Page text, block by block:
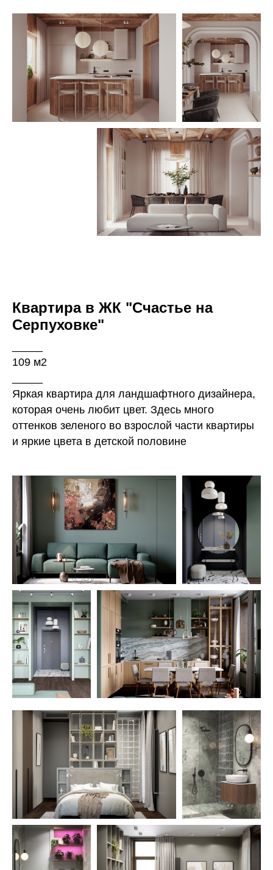
Квартира в ЖК "Счастье на
Серпуховке"
109 м2
Яркая квартира для ландшафтного дизайнера,
которая очень любит цвет. Здесь много
оттенков зеленого во взрослой части квартиры
и яркие цвета в детской половине